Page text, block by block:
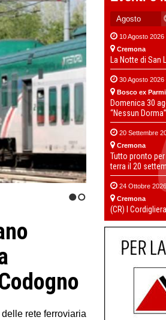
rete ferroviaria
10 Agosto
Cremona
La Notte di San
30 Agosto
Bosco ex
Domenica 30
“Nessun Dorma”
20 Settembre
Cremona
Tutto pronto per
terra il 20
24 Ottobre
Cremona
(CR) I